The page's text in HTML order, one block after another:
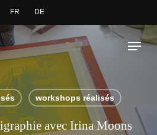
FR DE
Menu
workshops réalisés
avec Irina Moons
Close